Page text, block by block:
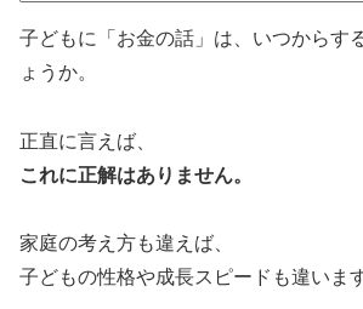
子どもに「お金の話」は、いつからす
ょうか。
正直に言えば、
これに正解はありません。
家庭の考え方も違えば、
子どもの性格や成長スピードも違います